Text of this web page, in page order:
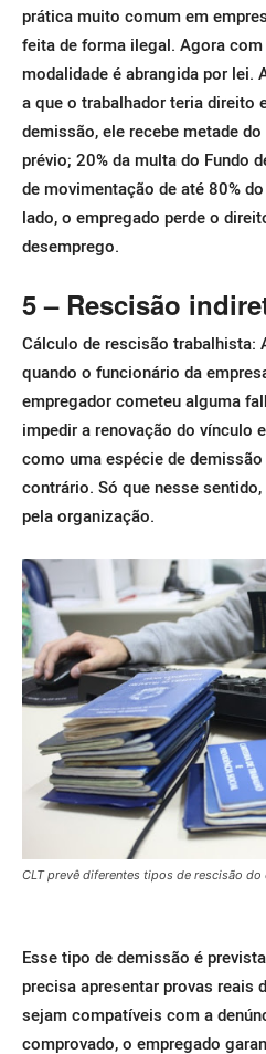
prática muito comum em
feita de forma ilegal. Agora
modalidade é abrangida por lei.
a que o trabalhador teria direito
demissão, ele recebe metade
prévio; 20% da multa do Fundo
de movimentação de até 80%
lado, o empregado perde o
desemprego.
5 – Rescisão
Cálculo de rescisão trabalhista:
quando o funcionário da
empregador cometeu alguma
impedir a renovação do vínculo
como uma espécie de
contrário. Só que nesse
pela organização.
CLT prevê diferentes tipos de rescisão
Esse tipo de demissão é
precisa apresentar provas reais
sejam compatíveis com a
comprovado, o empregado